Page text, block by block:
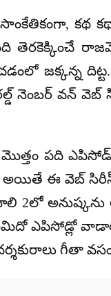
సాంకేతికంగా,
తెరకెక్కించే
జక్కన్న
నెంబర్ వన్ వెబ్
పది ఎపిసోడ్
అయితే ఈ వెబ్
2లో అనుష్కను
ఎపిసోడ్లో
దర్శకురాలు